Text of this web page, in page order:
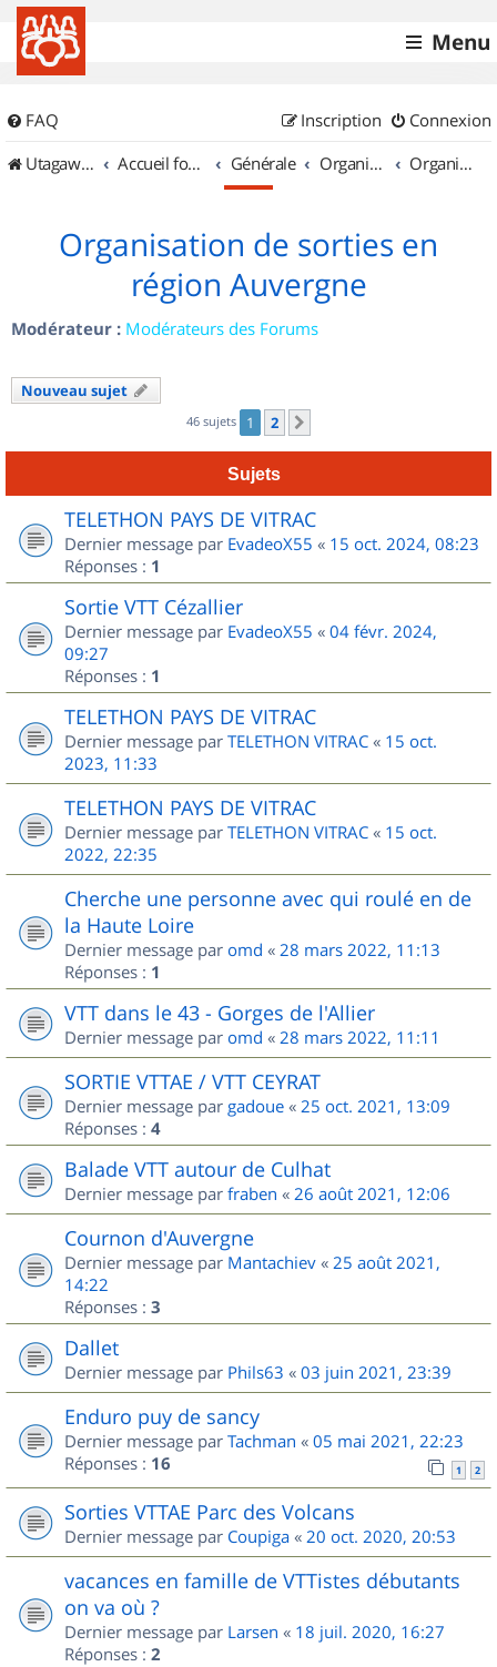
Menu
FAQ Connexion
Inscription
UtagawaVTT (Randos VTT et VTTAE avec traces GPS)
Accueil forum Générale Organisation de sorties & Recherche de partenaires Organisation de sorties en région Auvergne
Organisation de sorties en
région Auvergne
Modérateur : Modérateurs des Forums
Nouveau sujet
46 sujets 1 2
Sujets
TELETHON PAYS DE VITRAC
Dernier message par EvadeoX55 « 15 oct. 2024, 08:23
Réponses : 1
Sortie VTT Cézallier
Dernier message par EvadeoX55 « 04 févr. 2024,
09:27
Réponses : 1
TELETHON PAYS DE VITRAC
Dernier message par TELETHON VITRAC « 15 oct.
2023, 11:33
TELETHON PAYS DE VITRAC
Dernier message par TELETHON VITRAC « 15 oct.
2022, 22:35
Cherche une personne avec qui roulé en de
la Haute Loire
Dernier message par omd « 28 mars 2022, 11:13
Réponses : 1
VTT dans le 43 - Gorges de l'Allier
Dernier message par omd « 28 mars 2022, 11:11
SORTIE VTTAE / VTT CEYRAT
Dernier message par gadoue « 25 oct. 2021, 13:09
Réponses : 4
Balade VTT autour de Culhat
Dernier message par fraben « 26 août 2021, 12:06
Cournon d'Auvergne
Dernier message par Mantachiev « 25 août 2021,
14:22
Réponses : 3
Dallet
Dernier message par Phils63 « 03 juin 2021, 23:39
Enduro puy de sancy
Dernier message par Tachman « 05 mai 2021, 22:23
Réponses : 16 1 2
Sorties VTTAE Parc des Volcans
Dernier message par Coupiga « 20 oct. 2020, 20:53
vacances en famille de VTTistes débutants
on va où ?
Dernier message par Larsen « 18 juil. 2020, 16:27
Réponses : 2